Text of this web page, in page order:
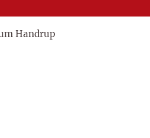
Handrup